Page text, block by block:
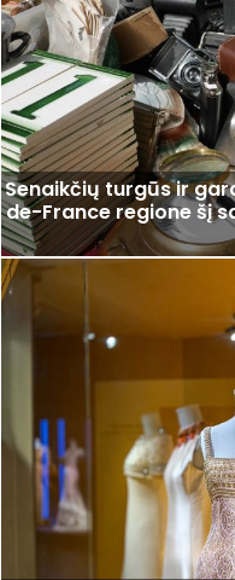
Senaikčių turgūs ir
de-France regione šį